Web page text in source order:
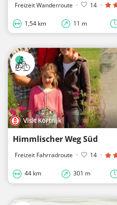
Freizeit Wanderroute · 14 ·
1,54 km 11 m
Visit Kortrijk
Himmlischer Weg Süd
Freizeit Fahrradroute · 14 ·
44 km 301 m